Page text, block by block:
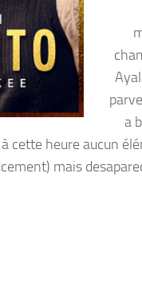
a
cette heure aucun
mais